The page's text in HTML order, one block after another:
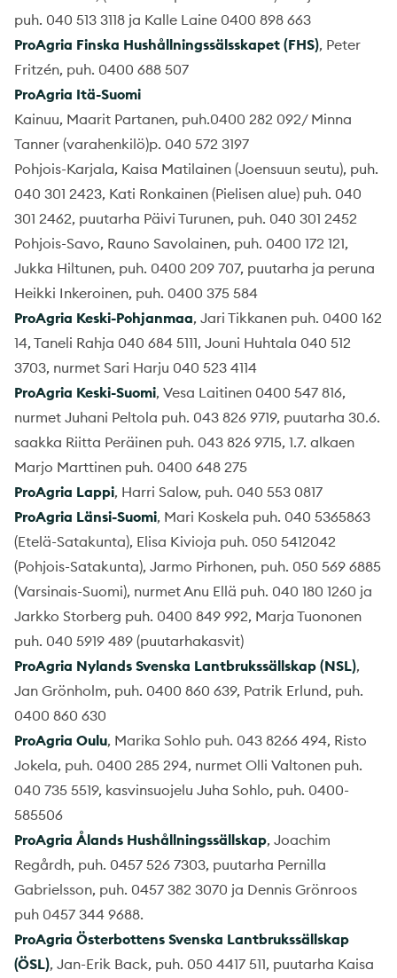
puh. 040 513 3118 ja Kalle Laine 0400 898 663
ProAgria Finska Hushållningssälsskapet (FHS), Peter
Fritzén, puh. 0400 688 507
ProAgria Itä-Suomi
Kainuu, Maarit Partanen, puh.0400 282 092/ Minna
Tanner (varahenkilö)p. 040 572 3197
Pohjois-Karjala, Kaisa Matilainen (Joensuun seutu), puh.
040 301 2423, Kati Ronkainen (Pielisen alue) puh. 040
301 2462, puutarha Päivi Turunen, puh. 040 301 2452
Pohjois-Savo, Rauno Savolainen, puh. 0400 172 121,
Jukka Hiltunen, puh. 0400 209 707, puutarha ja peruna
Heikki Inkeroinen, puh. 0400 375 584
ProAgria Keski-Pohjanmaa, Jari Tikkanen puh. 0400 162
14, Taneli Rahja 040 684 5111, Jouni Huhtala 040 512
3703, nurmet Sari Harju 040 523 4114
ProAgria Keski-Suomi, Vesa Laitinen 0400 547 816,
nurmet Juhani Peltola puh. 043 826 9719, puutarha 30.6.
saakka Riitta Peräinen puh. 043 826 9715, 1.7. alkaen
Marjo Marttinen puh. 0400 648 275
ProAgria Lappi, Harri Salow, puh. 040 553 0817
ProAgria Länsi-Suomi, Mari Koskela puh. 040 5365863
(Etelä-Satakunta), Elisa Kivioja puh. 050 5412042
(Pohjois-Satakunta), Jarmo Pirhonen, puh. 050 569 6885
(Varsinais-Suomi), nurmet Anu Ellä puh. 040 180 1260 ja
Jarkko Storberg puh. 0400 849 992, Marja Tuononen
puh. 040 5919 489 (puutarhakasvit)
ProAgria Nylands Svenska Lantbrukssällskap (NSL),
Jan Grönholm, puh. 0400 860 639, Patrik Erlund, puh.
0400 860 630
ProAgria Oulu, Marika Sohlo puh. 043 8266 494, Risto
Jokela, puh. 0400 285 294, nurmet Olli Valtonen puh.
040 735 5519, kasvinsuojelu Juha Sohlo, puh. 0400-
585506
ProAgria Ålands Hushållningssällskap, Joachim
Regårdh, puh. 0457 526 7303, puutarha Pernilla
Gabrielsson, puh. 0457 382 3070 ja Dennis Grönroos
puh 0457 344 9688.
ProAgria Österbottens Svenska Lantbrukssällskap
(ÖSL), Jan-Erik Back, puh. 050 4417 511, puutarha Kaisa